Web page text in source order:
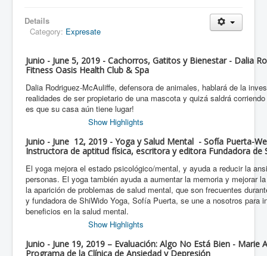
Details
Category: Expresate
Junio - June 5, 2019 - Cachorros, Gatitos y Bienestar - Dalia
Fitness Oasis Health Club & Spa
Dalia Rodriguez-McAuliffe, defensora de animales, hablará de la
realidades de ser propietario de una mascota y quizá saldrá
es que su casa aún tiene lugar!
Show Highlights
Junio - June 12, 2019 - Yoga y Salud Mental - Sofía Puerta-
Instructora de aptitud física, escritora y editora Fundadora de
El yoga mejora el estado psicológico/mental, y ayuda a reducir la
personas. El yoga también ayuda a aumentar la memoria y mejorar
la aparición de problemas de salud mental, que son frecuentes
y fundadora de ShiWido Yoga, Sofía Puerta, se une a nosotros para
beneficios en la salud mental.
Show Highlights
Junio - June 19, 2019 – Evaluación: Algo No Está Bien - Marie
Programa de la Clínica de Ansiedad y Depresión